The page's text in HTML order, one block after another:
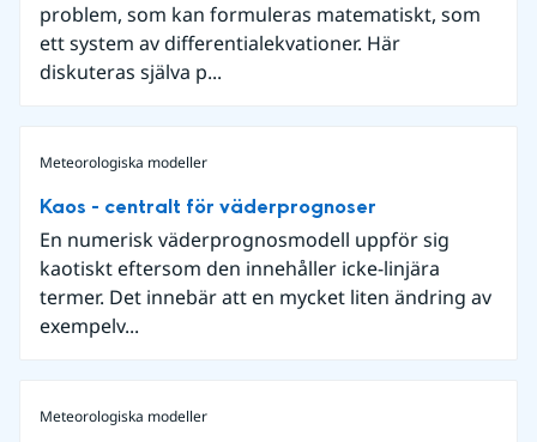
problem, som kan formuleras matematiskt, som
ett system av differentialekvationer. Här
diskuteras själva p...
Meteorologiska modeller
Kaos - centralt för väderprognoser
En numerisk väderprognosmodell uppför sig
kaotiskt eftersom den innehåller icke-linjära
termer. Det innebär att en mycket liten ändring av
exempelv...
Meteorologiska modeller